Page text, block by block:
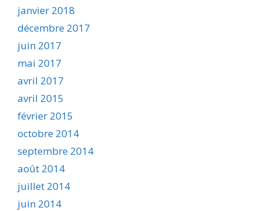
janvier 2018
décembre 2017
juin 2017
mai 2017
avril 2017
avril 2015
février 2015
octobre 2014
septembre 2014
août 2014
juillet 2014
juin 2014